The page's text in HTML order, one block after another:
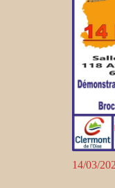
14/03/